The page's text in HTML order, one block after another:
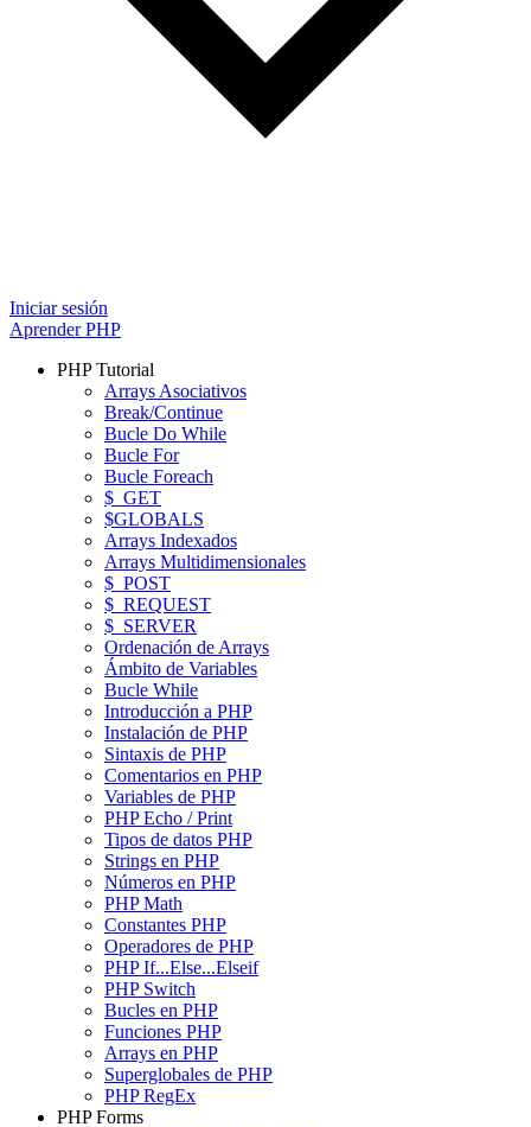
Iniciar sesión
Aprender PHP
PHP Tutorial
Arrays Asociativos
Break/Continue
Bucle Do While
Bucle For
Bucle Foreach
$_GET
$GLOBALS
Arrays Indexados
Arrays Multidimensionales
$_POST
$_REQUEST
$_SERVER
Ordenación de Arrays
Ámbito de Variables
Bucle While
Introducción a PHP
Instalación de PHP
Sintaxis de PHP
Comentarios en PHP
Variables de PHP
PHP Echo / Print
Tipos de datos PHP
Strings en PHP
Números en PHP
PHP Math
Constantes PHP
Operadores de PHP
PHP If...Else...Elseif
PHP Switch
Bucles en PHP
Funciones PHP
Arrays en PHP
Superglobales de PHP
PHP RegEx
PHP Forms